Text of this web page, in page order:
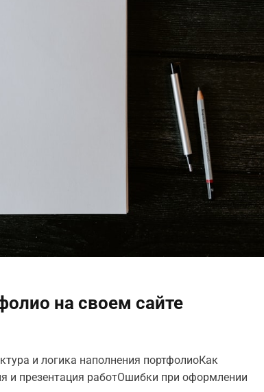
на своем сайте
и логика наполнения портфолиоКак
и презентация работОшибки при оформлении